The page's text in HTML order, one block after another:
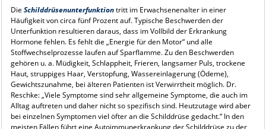
Die Schilddrüsenunterfunktiontritt im Erwachsenenalter in einer
Häufigkeit von circa fünf Prozent auf. Typische Beschwerden der
Unterfunktion resultieren daraus, dass im Vollbild der Erkrankung
Hormone fehlen. Es fehlt die „Energie für den Motor“ und alle
Stoffwechselprozesse laufen auf Sparflamme. Zu den Beschwerden
gehören u. a. Müdigkeit, Schlappheit, Frieren, langsamer Puls, trockene
Haut, struppiges Haar, Verstopfung, Wassereinlagerung (Ödeme),
Gewichtszunahme, bei älteren Patienten ist Verwirrtheit möglich. Dr.
Reschke: „Viele Symptome sind sehr allgemeine Symptome, die auch im
Alltag auftreten und daher nicht so spezifisch sind. Heutzutage wird aber
bei einzelnen Symptomen viel öfter an die Schilddrüse gedacht.“ In den
meisten Fällen führt eine Autoimmunerkrankung der Schilddrüse zu der